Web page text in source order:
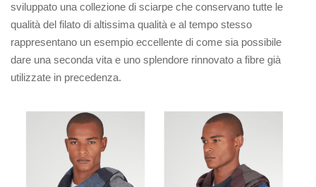
sviluppato una collezione di sciarpe che conservano tutte le
qualità del filato di altissima qualità e al tempo stesso
rappresentano un esempio eccellente di come sia possibile
dare una seconda vita e uno splendore rinnovato a fibre già
utilizzate in precedenza.